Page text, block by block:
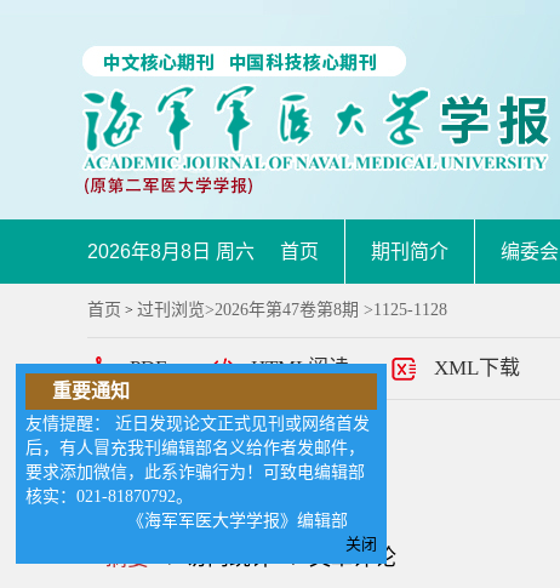
2026年8月8日 周六 首页 期刊简介 编委会
首页 > 过刊浏览>2026年第47卷第8期 >1125-1128
PDF HTML阅读 XML下载
目录
作者:
文章评论
重要通知
友情提醒： 近日发现论文正式见刊或网络首发
后，有人冒充我刊编辑部名义给作者发邮件，
要求添加微信，此系诈骗行为！可致电编辑部
核实：021-81870792。
《海军军医大学学报》编辑部
关闭